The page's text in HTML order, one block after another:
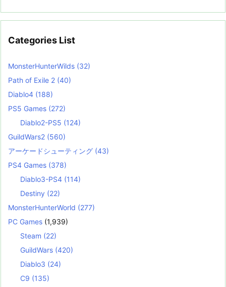
Categories List
MonsterHunterWilds (32)
Path of Exile 2 (40)
Diablo4 (188)
PS5 Games (272)
Diablo2-PS5 (124)
GuildWars2 (560)
アーケードシューティング (43)
PS4 Games (378)
Diablo3-PS4 (114)
Destiny (22)
MonsterHunterWorld (277)
PC Games (1,939)
Steam (22)
GuildWars (420)
Diablo3 (24)
C9 (135)